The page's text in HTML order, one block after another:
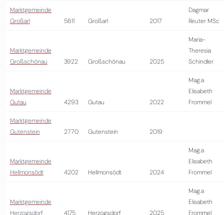
Marktgemeinde
Großarl
5611 Großarl 2017
Dagmar
Reuter MSc
Marktgemeinde
Großschönau
3922 Großschönau 2025
Maria-
Theresia
Schindler
Marktgemeinde
Gutau
4293 Gutau 2022
Mag.a
Elisabeth
Frommel
Marktgemeinde
Gutenstein
2770 Gutenstein 2019
Marktgemeinde
Hellmonsödt
4202 Hellmonsödt 2024
Mag.a
Elisabeth
Frommel
Marktgemeinde
Herzogsdorf
4175 Herzogsdorf 2025
Mag.a
Elisabeth
Frommel